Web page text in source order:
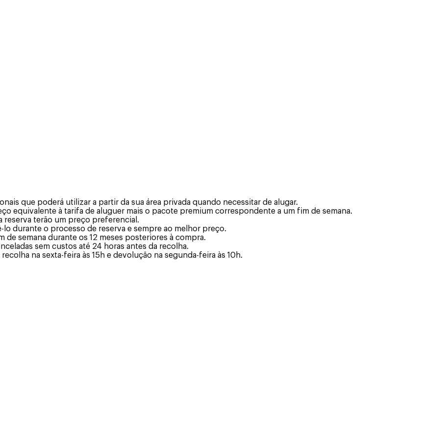
que poderá utilizar a partir da sua área privada quando necessitar de alugar.
equivalente à tarifa de aluguer mais o pacote premium correspondente a um fim de semana.
reserva terão um preço preferencial.
durante o processo de reserva e sempre ao melhor preço.
semana durante os 12 meses posteriores à compra.
sem custos até 24 horas antes da recolha.
na sexta-feira às 15h e devolução na segunda-feira às 10h.